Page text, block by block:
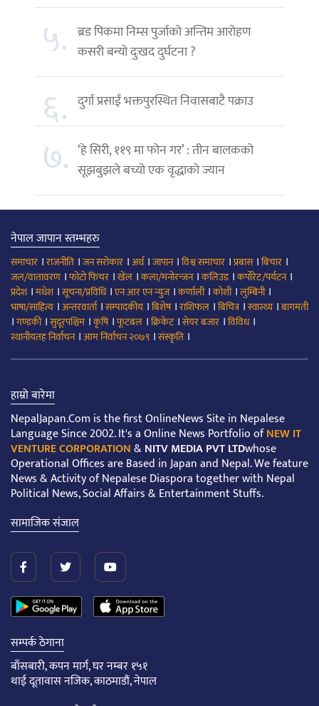
५. ब्रड पिकमा निम्स पुर्जाको अन्तिम आरोहण
कसरी बन्यो दुःखद दुर्घटना ?
६. दुर्गा प्रसाईं भक्तपुरस्थित निवासबाटै पक्राउ
७. ‘हे सिरी, ११९ मा फोन गर’ : तीन बालकको
सूझबुझले बच्यो एक वृद्धाको ज्यान
नेपाल जापान स्तम्भहरु
समाचार ।राजनीति ।जन सरोकार ।अर्थ।जापान।विश्व समाचार ।प्रबास।बिचार ।
जल/वातावरण ।फोटो फिचर ।खेल ।कला/मनोरन्जन।कलिउड।कर्पोरेट/पर्यटन।
प्रदेश।मधेश।सूचना/प्रविधि।एन आर एन न्युज।कर्णाली।कोशी।लुम्बिनी।
भाषा/साहित्य ।अन्तरवार्ता।सम्पादकीय ।बिशेष।राशिफल ।बिचित्र।स्वास्थ्य ।बागमती
।गण्डकी।सुदूरपश्चिम ।कृषि।फूटबल ।क्रिकेट।सेयर बजार ।विविध।
स्थानीयतह निर्वाचन।आम निर्वाचन २०७९ ।संस्कृति ।
हाम्रो बारेमा
NepalJapan.Com is the first OnlineNews Site in Nepalese
Language Since 2002. It's a Online News Portfolio ofNEW IT
VENTURE CORPORATION&NITV MEDIA PVT LTDwhose
Operational Offices are Based in Japan and Nepal. We feature
News & Activity of Nepalese Diaspora together with Nepal
Political News, Social Affairs & Entertainment Stuffs.
सामाजिक संजाल
सम्पर्क ठेगाना
बाँसबारी, कपन मार्ग, घर नम्बर १५१
थाई दूतावास नजिक, काठमाडौं, नेपाल